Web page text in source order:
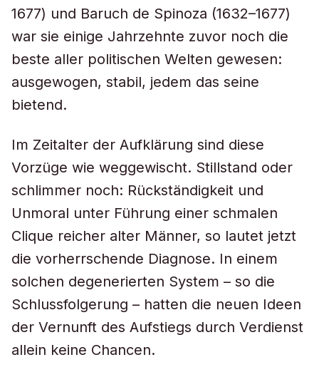
1677) und Baruch de Spinoza (1632–1677)
war sie einige Jahrzehnte zuvor noch die
beste aller politischen Welten gewesen:
ausgewogen, stabil, jedem das seine
bietend.
Im Zeitalter der Aufklärung sind diese
Vorzüge wie weggewischt. Stillstand oder
schlimmer noch: Rückständigkeit und
Unmoral unter Führung einer schmalen
Clique reicher alter Männer, so lautet jetzt
die vorherrschende Diagnose. In einem
solchen degenerierten System – so die
Schlussfolgerung – hatten die neuen Ideen
der Vernunft des Aufstiegs durch Verdienst
allein keine Chancen.